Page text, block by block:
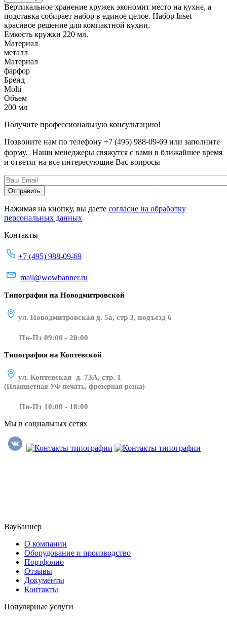
Вертикальное хранение кружек экономит место на кухне, а
подставка собирает набор в единое целое. Набор Inset —
красивое решение для компактной кухни.
Емкость кружки 220 мл.
Материал
металл
Материал
фарфор
Бренд
Molti
Объем
200 мл
Получите профессиональную консультацию!
Позвоните нам по телефону +7 (495) 988-09-69 или заполните
форму. Наши менеджеры свяжутся с вами в ближайшее время
и ответят на все интересующие Вас вопросы
Нажимая на кнопку, вы даете согласие на обработку
персональных данных
Контакты
+7 (495) 988-09-69
mail@wowbanner.ru
Типография на Новодмитровской
ул. Новодмитровская д. 5а, стр 3, подъезд 6
Пн-Пт 09:00 - 20:00
Типография на Коптевской
ул. Коптевская д. 73А, стр. 1
(Планшетная УФ печать, фрезерная резка)
Пн-Пт 10:00 - 18:00
Мы в социальных сетях
ВауБаннер
О компании
Оборудование и производство
Портфолио
Отзывы
Документы
Контакты
Популярные услуги